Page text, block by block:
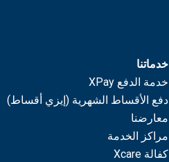
خدماتنا
خدمة الدفع XPay
دفع الأقساط الشهرية (إيزي أقساط)
معارضنا
مراكز الخدمة
كفالة Xcare